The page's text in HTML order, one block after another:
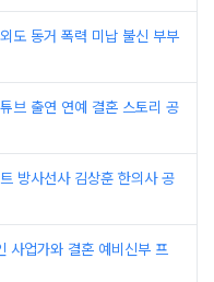
도 동거 폭력 미납 불신 부부
브 출연 연예 결혼 스토리 공
방사선사 김상훈 한의사 공
사업가와 결혼 예비신부 프